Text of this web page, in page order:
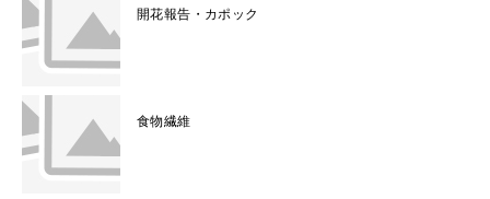
開花報告・カポック
食物繊維